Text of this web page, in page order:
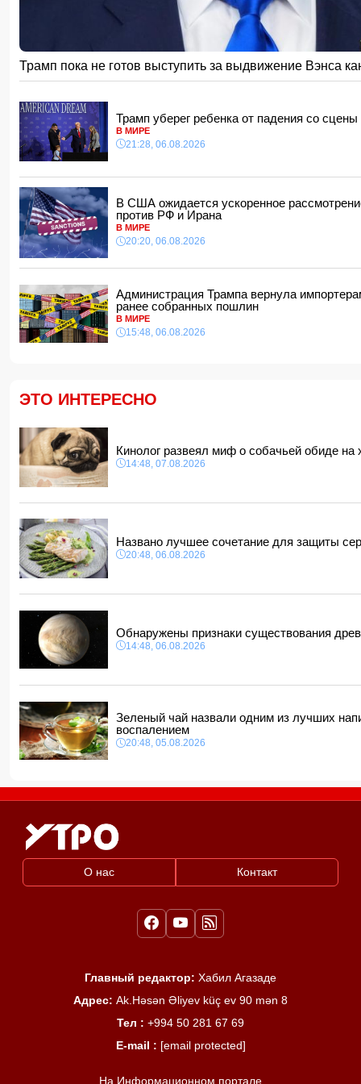
12:40, 07.08.2026
Уровень безработицы во Франции вырос до рекордного с
12:34, 07.08.2026
Житель Гёйчая напал с ножом на предпринимательницу в
В Нахчыванской АР сотрудники МЧС спасли тонувшего
12:12, 07.08.2026
Макгрегор заявил о начале подготовки к возвращению в
12:00, 07.08.2026
Опасный вирус приближается к границе Турции
11:48, 07.08.2026
Трамп пока не готов выступить за выдвижение Вэнса
Трамп уберег ребенка от падения со
В МИРЕ
21:28, 06.08.2026
В США ожидается ускоренное
против РФ и Ирана
В МИРЕ
20:20, 06.08.2026
Администрация Трампа вернула
ранее собранных пошлин
В МИРЕ
15:48, 06.08.2026
ЭТО ИНТЕРЕСНО
Кинолог развеял миф о собачьей обиде
14:48, 07.08.2026
Названо лучшее сочетание для защиты
20:48, 06.08.2026
Обнаружены признаки существования
14:48, 06.08.2026
Зеленый чай назвали одним из лучших
воспалением
20:48, 05.08.2026
О нас Контакт
Главный редактор: Хабил Агазаде
Адрес: Ak.Həsən Əliyev küç ev 90 mən 8
Тел : +994 50 281 67 69
E-mail : [email protected]
На Информационном портале